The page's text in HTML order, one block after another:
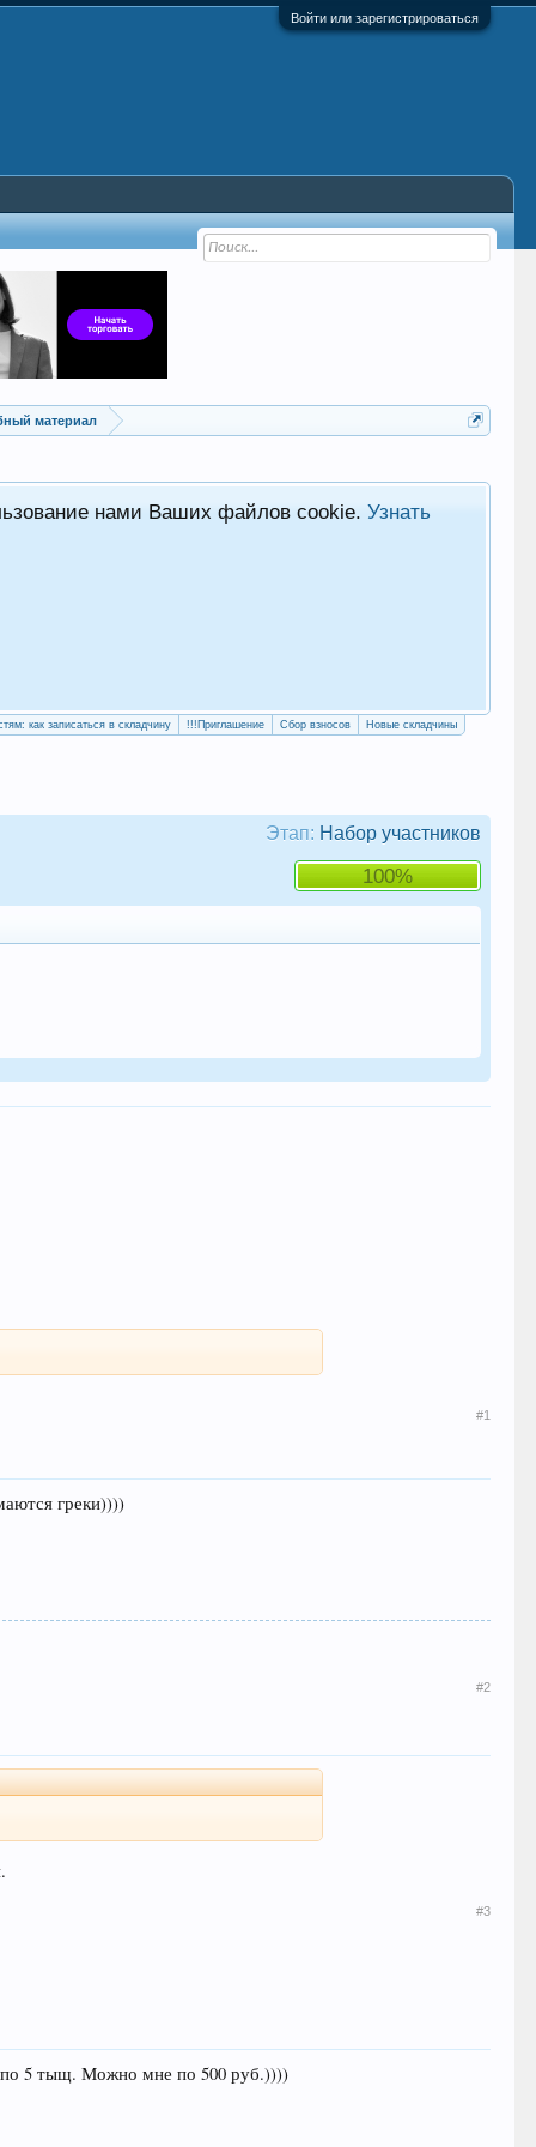
Войти или зарегистрироваться
материал
нами Ваших файлов cookie.Узнать
как записаться в складчину !!!Приглашение Сбор взносов Новые складчины
Этап: Набор участников
100%
#1
греки))))
#2
#3
5 тыщ. Можно мне по 500 руб.))))